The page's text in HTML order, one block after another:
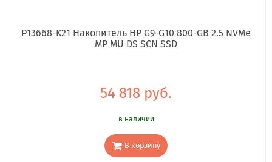
P13668-K21 Накопитель HP G9-G10 800-GB 2.5 NVMe
MP MU DS SCN SSD
54 818 руб.
в наличии
В корзину